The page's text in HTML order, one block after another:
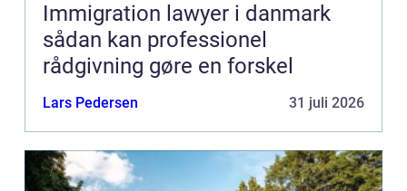
Immigration lawyer i danmark
sådan kan professionel
rådgivning gøre en forskel
Lars Pedersen 31 juli 2026